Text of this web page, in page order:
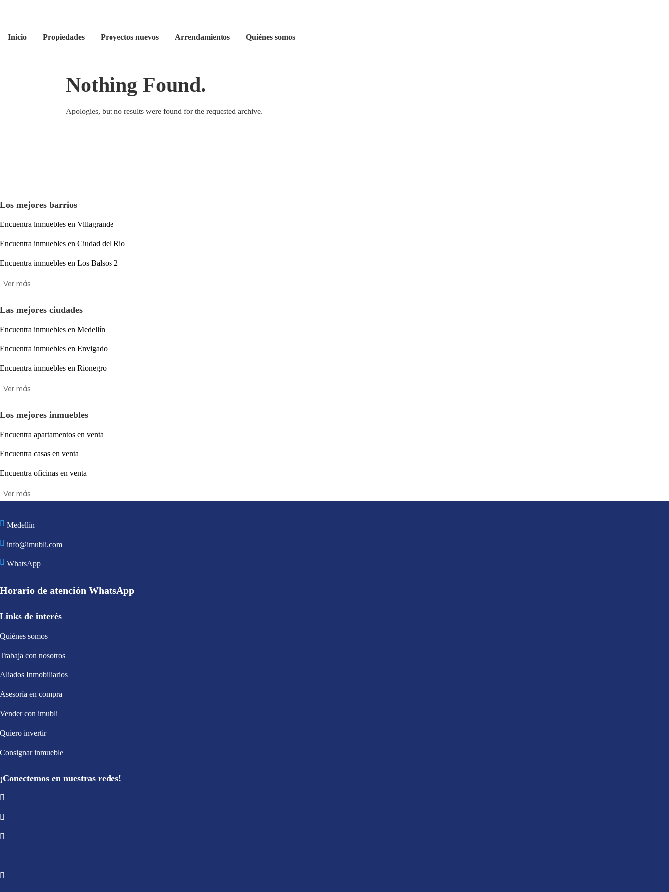
Inicio Propiedades Proyectos nuevos Arrendamientos Quiénes somos
Nothing Found.
Apologies, but no results were found for the requested archive.
Los mejores barrios
Encuentra inmuebles en Villagrande
Encuentra inmuebles en Ciudad del Rio
Encuentra inmuebles en Los Balsos 2
Las mejores ciudades
Encuentra inmuebles en Medellín
Encuentra inmuebles en Envigado
Encuentra inmuebles en Rionegro
Los mejores inmuebles
Encuentra apartamentos en venta
Encuentra casas en venta
Encuentra oficinas en venta
Medellín
info@imubli.com
WhatsApp
Horario de atención WhatsApp
Links de interés
Quiénes somos
Trabaja con nosotros
Aliados Inmobiliarios
Asesoría en compra
Vender con imubli
Quiero invertir
Consignar inmueble
¡Conectemos en nuestras redes!